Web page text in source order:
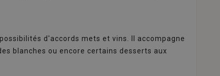
d'accords mets et vins. Il accompagne
blanches ou encore certains desserts aux